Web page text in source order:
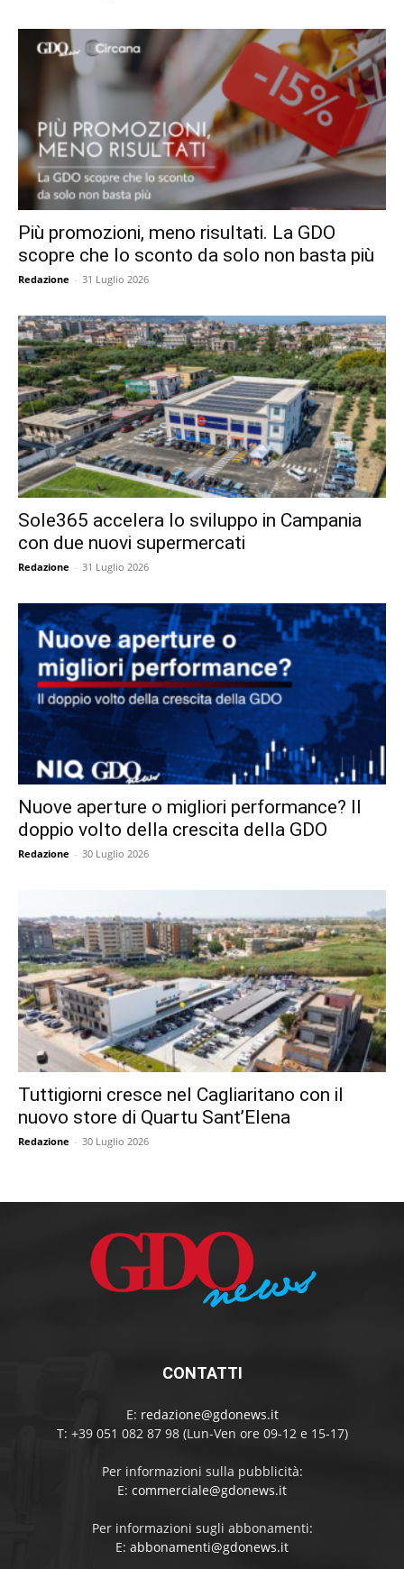
Più promozioni, meno risultati. La GDO
scopre che lo sconto da solo non basta più
Redazione - 31 Luglio 2026
Sole365 accelera lo sviluppo in Campania
con due nuovi supermercati
Redazione - 31 Luglio 2026
Nuove aperture o migliori performance? Il
doppio volto della crescita della GDO
Redazione - 30 Luglio 2026
Tuttigiorni cresce nel Cagliaritano con il
nuovo store di Quartu Sant’Elena
Redazione - 30 Luglio 2026
CONTATTI
E: redazione@gdonews.it
T: +39 051 082 87 98 (Lun-Ven ore 09-12 e 15-17)
Per informazioni sulla pubblicità:
E: commerciale@gdonews.it
Per informazioni sugli abbonamenti:
E: abbonamenti@gdonews.it